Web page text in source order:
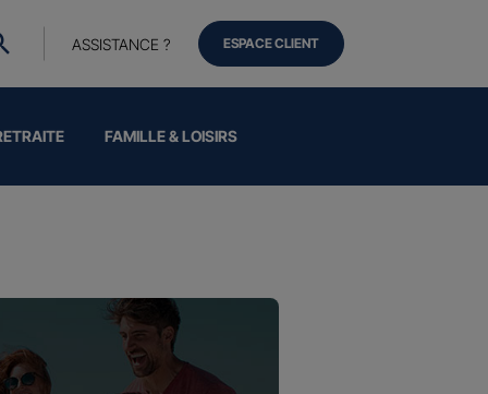
FAMILLE & LOISIRS
ASSISTANCE ? ESPACE CLIENT